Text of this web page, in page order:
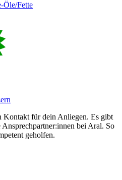
Öle/Fette
Kontakt für dein Anliegen. Es gibt
bei Aral. So
geholfen.